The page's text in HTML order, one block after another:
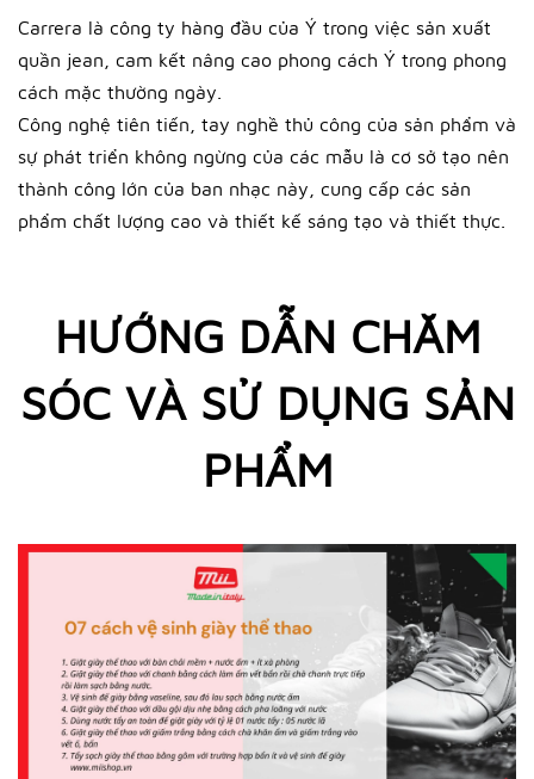
Carrera là công ty hàng đầu của Ý trong việc sản xuất
quần jean, cam kết nâng cao phong cách Ý trong phong
cách mặc thường ngày.
Công nghệ tiên tiến, tay nghề thủ công của sản phẩm và
sự phát triển không ngừng của các mẫu là cơ sở tạo nên
thành công lớn của ban nhạc này, cung cấp các sản
phẩm chất lượng cao và thiết kế sáng tạo và thiết thực.
HƯỚNG DẪN CHĂM
SÓC VÀ SỬ DỤNG SẢN
PHẨM